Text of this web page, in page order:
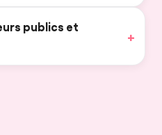
publics et